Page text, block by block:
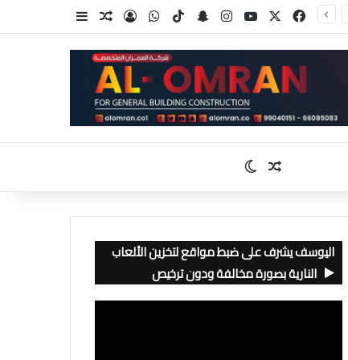
فيسبوك ‫YouTubeانستقرامسناب تشات
‫TikTok واتسابتسجيل الدخولمقال عشوائي
مقال عشوائي
اليوسف يشرف على ضبط مواقع لتخزين الألعاب
النارية بصورة مخالفة ودون ترخيص